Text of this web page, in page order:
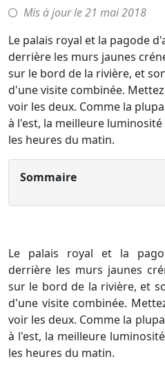
Mis à jour le21 mai 2018
Le palais royal et la pagode
derrière les murs jaunes
sur le bord de la rivière, et
d'une visite combinée.
voir les deux. Comme la
à l'est, la meilleure
les heures du matin.
Sommaire
Le palais royal et la
derrière les murs jaunes
sur le bord de la rivière, et
d'une visite combinée.
voir les deux. Comme la
à l'est, la meilleure
les heures du matin.